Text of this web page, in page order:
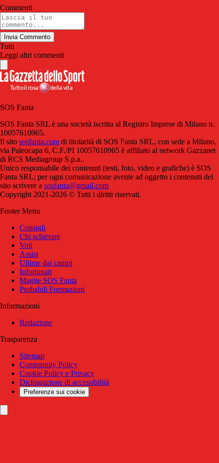
Commenti
Invia Commento
Tutti
Leggi altri commenti
SOS Fanta
SOS Fanta SRL è una società iscritta al Registro Imprese di Milano n.
10057610965.
Il sito sosfanta.com di titolarità di SOS Fanta SRL, con sede a Milano,
via Paleocapa 6, C.F./PI 10057610965 è affiliato al network Gazzanet
di RCS Mediagroup S.p.a..
Unico responsabile dei contenuti (testi, foto, video e grafiche) è SOS
Fanta SRL; per ogni comunicazione avente ad oggetto i contenuti del
sito scrivere a sosfanta@gmail.com
Copyright 2021-2026 © Tutti i diritti riservati.
Footer Menu
Consigli
Chi schierare
Voti
Assist
Ultime dai campi
Infortunati
Maglie SOS Fanta
Probabili Formazioni
Informazioni
Redazione
Trasparenza
Sitemap
Community Policy
Cookie Policy e Privacy
Dichiarazione di accessibilità
Preferenze sui cookie